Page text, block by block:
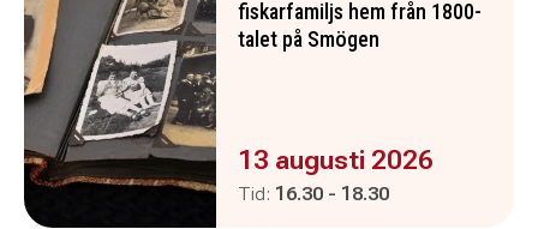
fiskarfamiljs hem från 1800-
talet på Smögen
Evenemanget är :
13 augusti 2026
Tid: Pågår mellan
16.30 - och
18.30